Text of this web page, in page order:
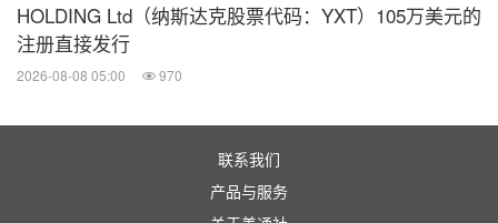
HOLDING Ltd（纳斯达克股票代码：YXT）105万美元的
注册直接发行
2026-08-08 05:00 970
联系我们
产品与服务